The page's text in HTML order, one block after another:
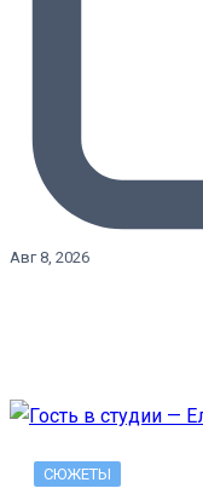
Авг 8, 2026
СЮЖЕТЫ